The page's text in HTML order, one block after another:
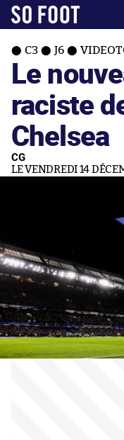
C3 J6
Le
raciste
Chelsea
CG
LE VENDREDI 14